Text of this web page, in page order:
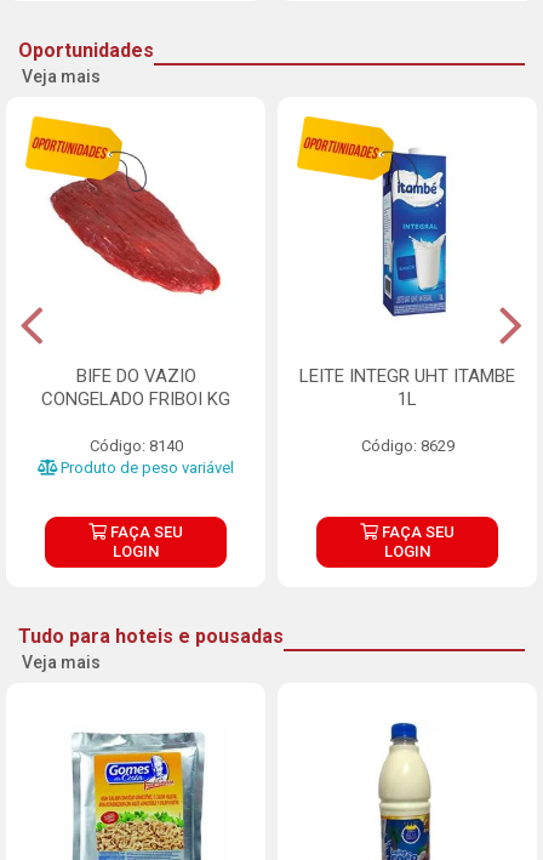
Oportunidades
Veja mais
BIFE DO VAZIO
CONGELADO FRIBOI KG
Código: 8140
Produto de peso variável
FAÇA SEU
LOGIN
LEITE INTEGR UHT ITAMBE
1L
Código: 8629
FAÇA SEU
LOGIN
Tudo para hoteis e pousadas
Veja mais